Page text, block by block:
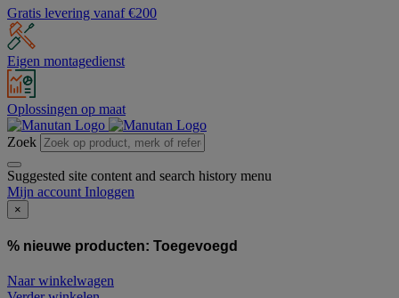
Gratis levering vanaf €200
Eigen montagedienst
Oplossingen op maat
Zoek
Suggested site content and search history menu
Mijn account Inloggen
×
% nieuwe producten: Toegevoegd
Naar winkelwagen